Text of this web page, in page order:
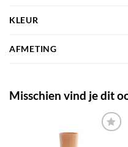
KLEUR
AFMETING
Misschien vind je dit